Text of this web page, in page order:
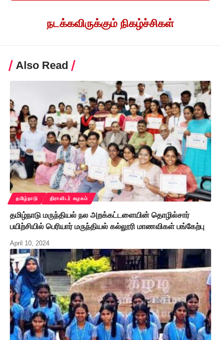
நடக்கவிருக்கும் நிகழ்ச்சிகள்
Also Read
தமிழ்நாடு திராவிடர் கழகம்
தமிழ்நாடு மருந்தியல் நல அறக்கட்டளையின் தொழில்சார்
பயிற்சியில் பெரியார் மருந்தியல் கல்லூரி மாணவிகள் பங்கேற்பு
April 10, 2024